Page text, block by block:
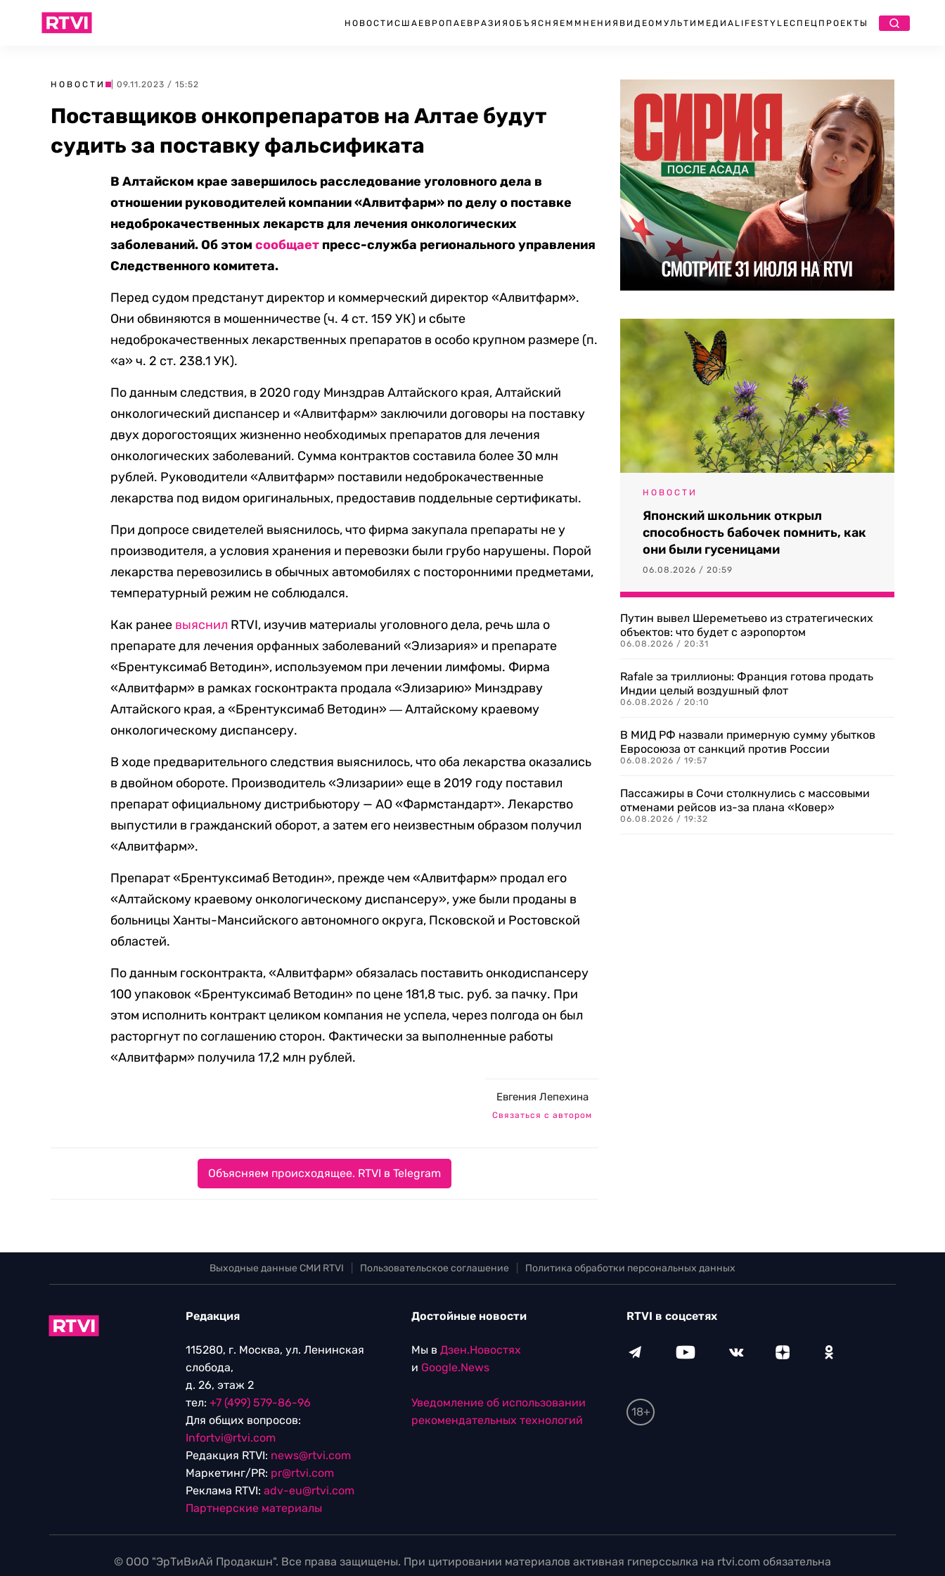
НОВОСТИ США ЕВРОПА ЕВРАЗИЯ ОБЪЯСНЯЕМ МНЕНИЯ ВИДЕО МУЛЬТИМЕДИА LIFESTYLEСПЕЦПРОЕКТЫ
НОВОСТИ | 09.11.2023 / 15:52
Поставщиков онкопрепаратов на Алтае будут
судить за поставку фальсификата
В Алтайском крае завершилось расследование уголовного дела в
отношении руководителей компании «Алвитфарм» по делу о поставке
недоброкачественных лекарств для лечения онкологических
заболеваний. Об этомсообщает пресс-служба регионального управления
Следственного комитета.
Перед судом предстанут директор и коммерческий директор «Алвитфарм».
Они обвиняются в мошенничестве (ч. 4 ст. 159 УК) и сбыте
недоброкачественных лекарственных препаратов в особо крупном размере (п.
«а» ч. 2 ст. 238.1 УК).
По данным следствия, в 2020 году Минздрав Алтайского края, Алтайский
онкологический диспансер и «Алвитфарм» заключили договоры на поставку
двух дорогостоящих жизненно необходимых препаратов для лечения
онкологических заболеваний. Сумма контрактов составила более 30 млн
рублей. Руководители «Алвитфарм» поставили недоброкачественные
лекарства под видом оригинальных, предоставив поддельные сертификаты.
При допросе свидетелей выяснилось, что фирма закупала препараты не у
производителя, а условия хранения и перевозки были грубо нарушены. Порой
лекарства перевозились в обычных автомобилях с посторонними предметами,
температурный режим не соблюдался.
Как ранее выяснил RTVI, изучив материалы уголовного дела, речь шла о
препарате для лечения орфанных заболеваний «Элизария» и препарате
«Брентуксимаб Ветодин», используемом при лечении лимфомы. Фирма
«Алвитфарм» в рамках госконтракта продала «Элизарию» Минздраву
Алтайского края, а «Брентуксимаб Ветодин» ― Алтайскому краевому
онкологическому диспансеру.
В ходе предварительного следствия выяснилось, что оба лекарства оказались
в двойном обороте. Производитель «Элизарии» еще в 2019 году поставил
препарат официальному дистрибьютору — АО «Фармстандарт». Лекарство
выпустили в гражданский оборот, а затем его неизвестным образом получил
«Алвитфарм».
Препарат «Брентуксимаб Ветодин», прежде чем «Алвитфарм» продал его
«Алтайскому краевому онкологическому диспансеру», уже были проданы в
больницы Ханты-Мансийского автономного округа, Псковской и Ростовской
областей.
По данным госконтракта, «Алвитфарм» обязалась поставить онкодиспансеру
100 упаковок «Брентуксимаб Ветодин» по цене 181,8 тыс. руб. за пачку. При
этом исполнить контракт целиком компания не успела, через полгода он был
расторгнут по соглашению сторон. Фактически за выполненные работы
«Алвитфарм» получила 17,2 млн рублей.
Евгения Лепехина
Связаться с автором
Объясняем происходящее. RTVI в Telegram
НОВОСТИ
Японский школьник открыл
способность бабочек помнить, как
они были гусеницами
06.08.2026 / 20:59
Путин вывел Шереметьево из стратегических
объектов: что будет с аэропортом
06.08.2026 / 20:31
Rafale за триллионы: Франция готова продать
Индии целый воздушный флот
06.08.2026 / 20:10
В МИД РФ назвали примерную сумму убытков
Евросоюза от санкций против России
06.08.2026 / 19:57
Пассажиры в Сочи столкнулись с массовыми
отменами рейсов из-за плана «Ковер»
06.08.2026 / 19:32
Выходные данные СМИ RTVI Пользовательское соглашение Политика обработки персональных данных
Редакция
115280, г. Москва, ул. Ленинская
слобода,
д. 26, этаж 2
тел: +7 (499) 579-86-96
Для общих вопросов:
Infortvi@rtvi.com
Редакция RTVI: news@rtvi.com
Маркетинг/PR: pr@rtvi.com
Реклама RTVI: adv-eu@rtvi.com
Партнерские материалы
Достойные новости
Мы в Дзен.Новостях
и Google.News
Уведомление об использовании
рекомендательных технологий
RTVI в соцсетях
18+
© ООО "ЭрТиВиАй Продакшн". Все права защищены. При цитировании материалов активная гиперссылка на rtvi.com обязательна